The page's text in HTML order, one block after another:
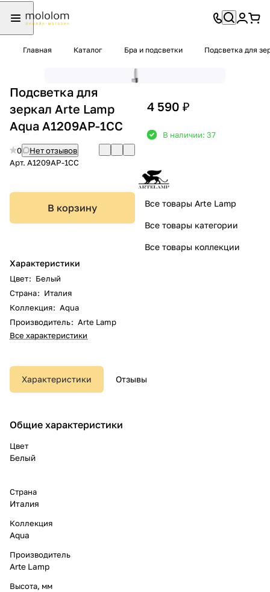
Главная Каталог Бра и подсветки Подсветка для
Подсветка для
зеркал Arte Lamp
Aqua A1209AP-1CC
0
Нет отзывов
Арт. A1209AP-1CC
В корзину
Характеристики
Цвет: Белый
Страна: Италия
Коллекция: Aqua
Производитель: Arte Lamp
Все характеристики
4 590 ₽
В наличии: 37
Все товары Arte Lamp
Все товары категории
Все товары коллекции
Характеристики Отзывы
Общие характеристики
Цвет
Белый
Страна
Италия
Коллекция
Aqua
Производитель
Arte Lamp
Высота, мм